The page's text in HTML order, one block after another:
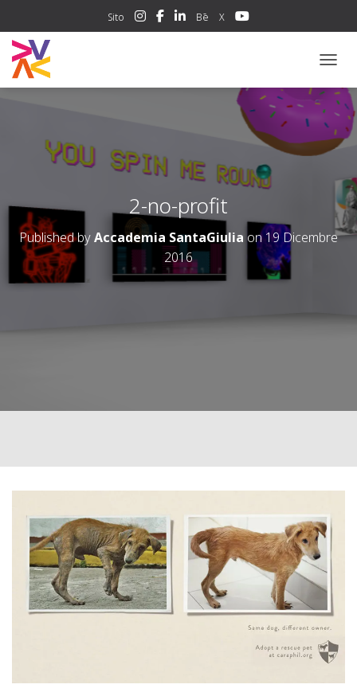
Sito Bē X
2-no-profit
Published byAccademia SantaGiulia on19 Dicembre
2016